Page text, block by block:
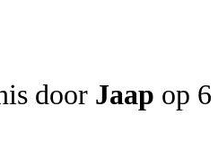
door Jaap op